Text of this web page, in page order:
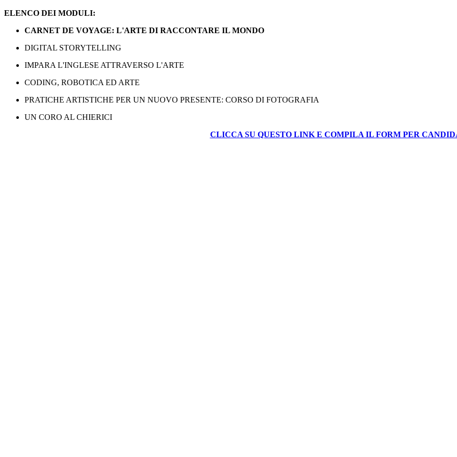
ELENCO DEI MODULI:
CARNET DE VOYAGE: L'ARTE DI RACCONTARE IL MONDO
DIGITAL STORYTELLING
IMPARA L'INGLESE ATTRAVERSO L'ARTE
CODING, ROBOTICA ED ARTE
PRATICHE ARTISTICHE PER UN NUOVO PRESENTE: CORSO DI FOTOGRAFIA
UN CORO AL CHIERICI
CLICCA SU QUESTO LINK E COMPILA IL FORM PER